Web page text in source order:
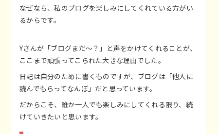
なぜなら、私のブログを楽しみにしてくれている方がい
るからです。
Yさんが「ブログまだ～？」と声をかけてくれることが、
ここまで頑張ってこられた大きな理由でした。
日記は自分のために書くものですが、ブログは「他人に
読んでもらってなんぼ」だと思っています。
だからこそ、誰か一人でも楽しみにしてくれる限り、続
けていきたいと思います。